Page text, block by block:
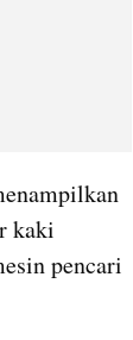
kaki
pencari